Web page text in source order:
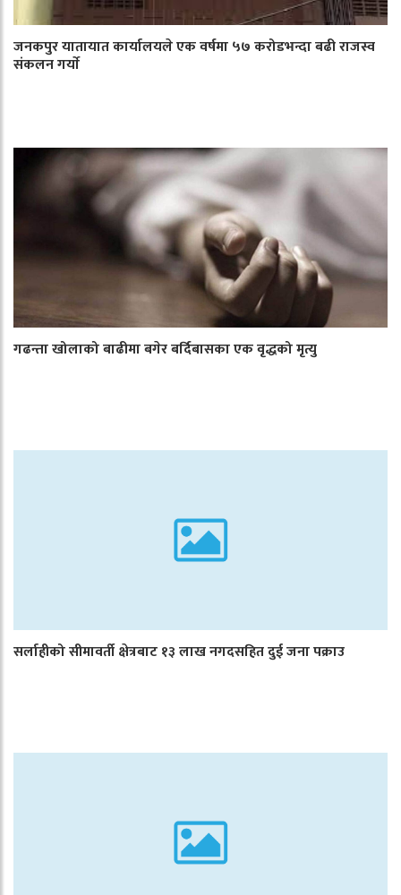
जनकपुर यातायात कार्यालयले एक वर्षमा ५७ करोडभन्दा बढी राजस्व
संकलन गर्याे
गढन्ता खोलाको बाढीमा बगेर बर्दिबासका एक वृद्धको मृत्यु
सर्लाहीको सीमावर्ती क्षेत्रबाट १३ लाख नगदसहित दुई जना पक्राउ